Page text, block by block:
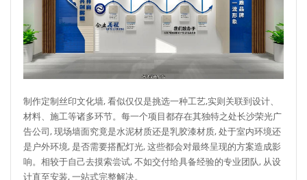
制作定制丝印文化墙, 看似仅仅是挑选一种工艺,实则关联到设计、
材料、施工等诸多环节。每一个项目都存在其独特之处长沙荣光广
告公司, 现场墙面究竟是水泥材质还是乳胶漆材质, 处于室内环境还
是户外环境, 是否需要搭配灯光, 这些都会对最终呈现的方案造成影
响。相较于自己去摸索尝试, 不如交付给具备经验的专业团队, 从设
计直至安装, 一站式完整解决。